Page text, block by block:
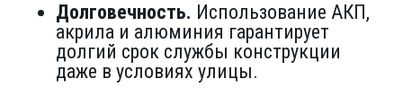
Долговечность. Использование АКП,
акрила и алюминия гарантирует
долгий срок службы конструкции
даже в условиях улицы.